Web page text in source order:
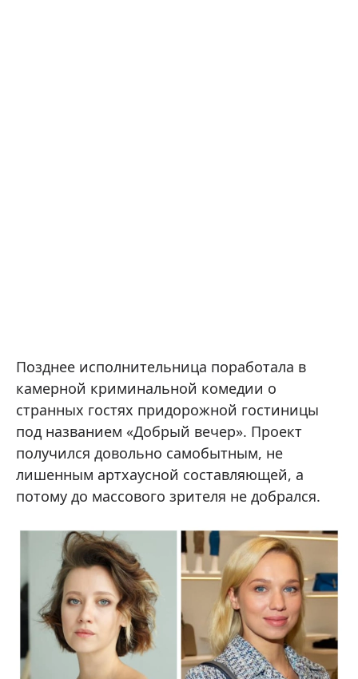
Позднее исполнительница поработала в
камерной криминальной комедии о
странных гостях придорожной гостиницы
под названием «Добрый вечер». Проект
получился довольно самобытным, не
лишенным артхаусной составляющей, а
потому до массового зрителя не добрался.